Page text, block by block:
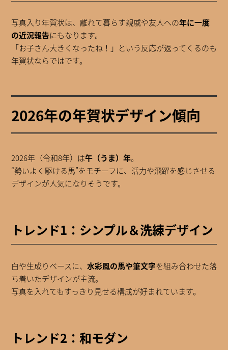
写真入り年賀状は、離れて暮らす親戚や友人への年に一度
の近況報告にもなります。
「お子さん大きくなったね！」という反応が返ってくるのも
年賀状ならではです。
2026年の年賀状デザイン傾向
2026年（令和8年）は午（うま）年。
“勢いよく駆ける馬”をモチーフに、活力や飛躍を感じさせる
デザインが人気になりそうです。
トレンド1：シンプル＆洗練デザイン
白や生成りベースに、 水彩風の馬や筆文字を組み合わせた落
ち着いたデザインが主流。
写真を入れてもすっきり見せる構成が好まれています。
トレンド2：和モダン